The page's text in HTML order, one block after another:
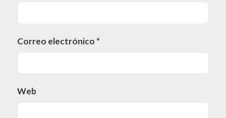
Correo electrónico *
Web